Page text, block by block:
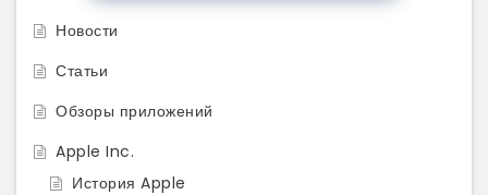
Новости
Статьи
Обзоры приложений
Apple Inc.
История Apple